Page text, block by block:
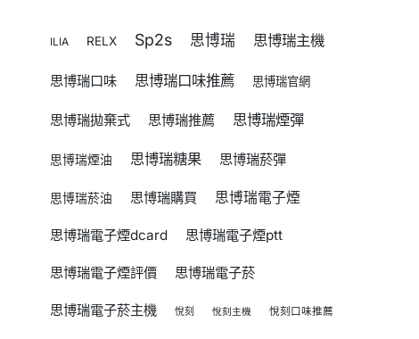
ILIA RELX Sp2s 思博瑞 思博瑞主機
思博瑞口味 思博瑞口味推薦 思博瑞官網
思博瑞拋棄式 思博瑞推薦 思博瑞煙彈
思博瑞煙油 思博瑞糖果 思博瑞菸彈
思博瑞菸油 思博瑞購買 思博瑞電子煙
思博瑞電子煙dcard 思博瑞電子煙ptt
思博瑞電子煙評價 思博瑞電子菸
思博瑞電子菸主機 悅刻 悅刻主機 悅刻口味推薦